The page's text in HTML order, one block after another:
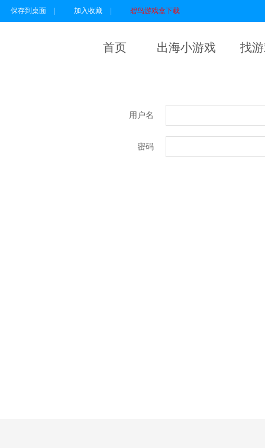
保存到桌面 加入收藏 碧鸟游戏盒下载
首页 出海小游戏 找
用户名
密码